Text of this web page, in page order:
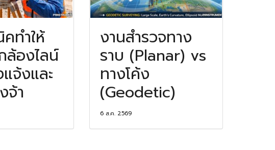
ทำให้
ล้องไลน์
จ้งและ
จ้า
งานสำรวจทาง
ราบ (Planar) vs
ทางโค้ง
(Geodetic)
6 ส.ค. 2569